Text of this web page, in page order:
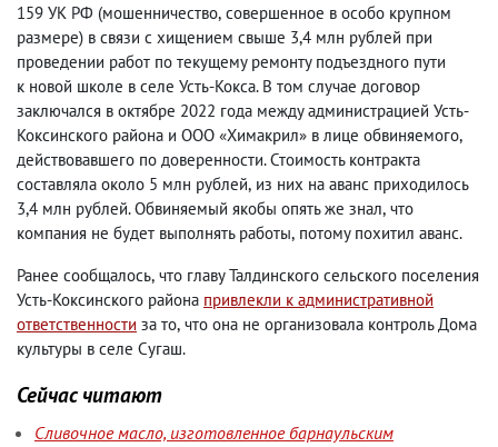
159 УК РФ (мошенничество, совершенное в особо крупном
размере) в связи с хищением свыше 3,4 млн рублей при
проведении работ по текущему ремонту подъездного пути
к новой школе в селе Усть-Кокса. В том случае договор
заключался в октябре 2022 года между администрацией Усть-
Коксинского района и ООО «Химакрил» в лице обвиняемого,
действовавшего по доверенности. Стоимость контракта
составляла около 5 млн рублей, из них на аванс приходилось
3,4 млн рублей. Обвиняемый якобы опять же знал, что
компания не будет выполнять работы, потому похитил аванс.
Ранее сообщалось, что главу Талдинского сельского поселения
Усть-Коксинского района привлекли к административной
ответственности за то, что она не организовала контроль Дома
культуры в селе Сугаш.
Сейчас читают
Сливочное масло, изготовленное барнаульским